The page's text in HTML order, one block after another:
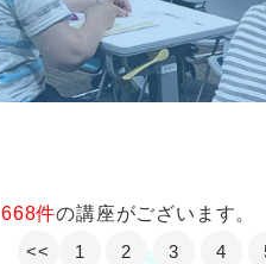
668件の講座がございます。
<<
1 2 3 4